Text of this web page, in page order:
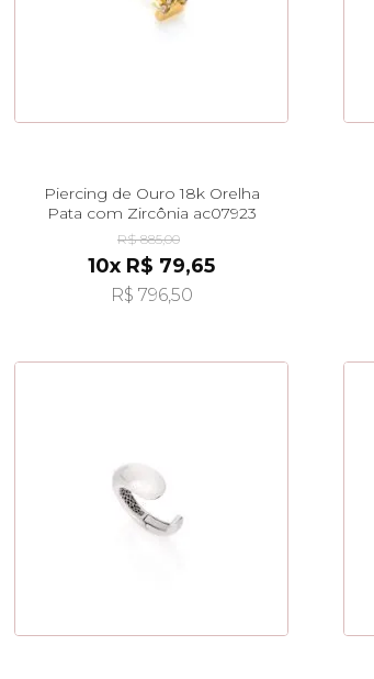
Piercing de Ouro 18k Orelha
Pata com Zircônia ac07923
R$ 885,00
10x R$ 79,65
R$ 796,50